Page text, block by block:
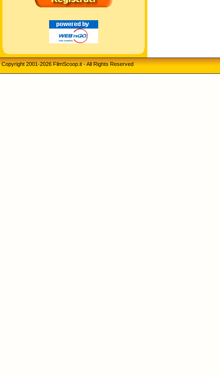
Copyright 2001-2026 FilmScoop.it - All Rights Reserved